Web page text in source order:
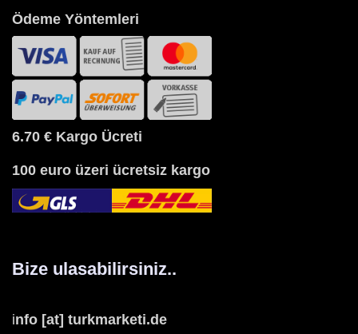
Ödeme Yöntemleri
6.70 € Kargo Ücreti
100 euro üzeri ücretsiz kargo
Bize ulasabilirsiniz..
info [at] turkmarketi.de